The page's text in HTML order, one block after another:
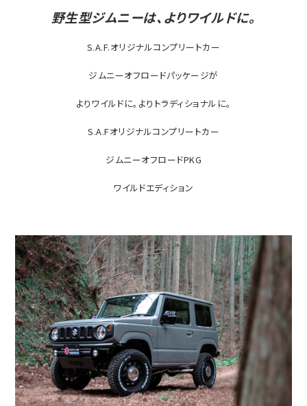
野生型ジムニーは、よりワイルドに。
S.A.F.オリジナルコンプリートカー
ジムニーオフロードパッケージが
よりワイルドに。よりトラディショナルに。
S.A.Fオリジナルコンプリートカー
ジムニーオフロードPKG
ワイルドエディション